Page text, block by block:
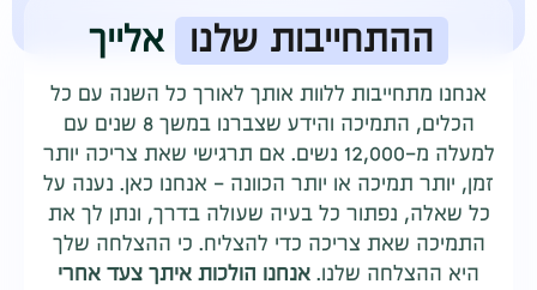
ההתחייבות שלנו אלייך
אנחנו מתחייבות ללוות אותך לאורך כל השנה עם כל
הכלים, התמיכה והידע שצברנו במשך 8 שנים עם
למעלה מ-12,000 נשים. אם תרגישי שאת צריכה יותר
זמן, יותר תמיכה או יותר הכוונה - אנחנו כאן. נענה על
כל שאלה, נפתור כל בעיה שעולה בדרך, ונתן לך את
התמיכה שאת צריכה כדי להצליח. כי ההצלחה שלך
היא ההצלחה שלנו. אנחנו הולכות איתך צעד אחרי